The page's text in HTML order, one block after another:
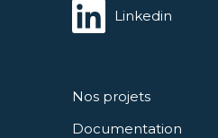
Nos projets
Documentation
Linkedin